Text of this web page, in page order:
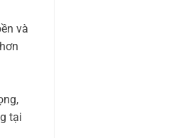
và
tại